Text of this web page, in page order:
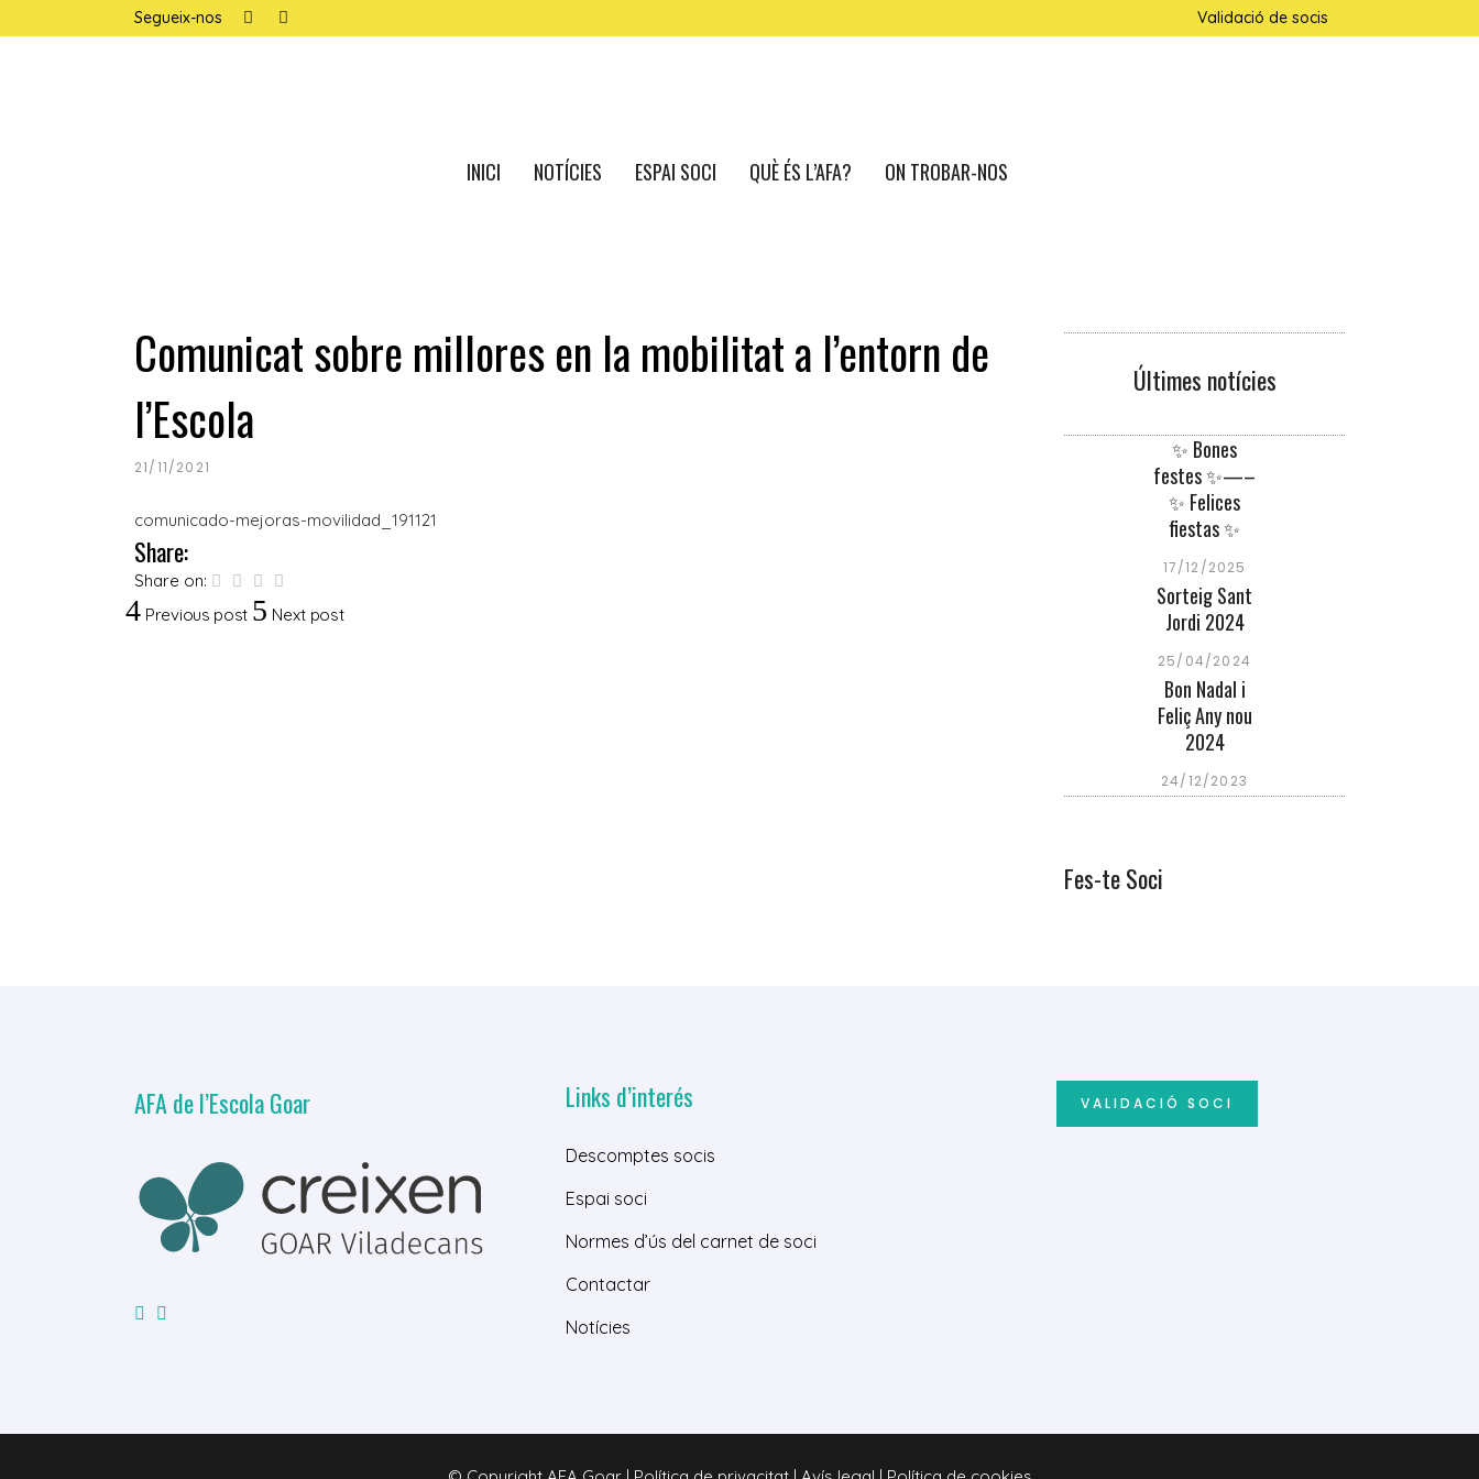
Segueix-nos Validació de socis
INICI NOTÍCIES ESPAI SOCI QUÈ ÉS L’AFA? ON TROBAR-NOS
Comunicat sobre millores en la mobilitat a l’entorn de
l’Escola
21/11/2021
comunicado-mejoras-movilidad_191121
Share:
Share on:
Previous post
Next post
Últimes notícies
✨ Bones
festes ✨—–
✨ Felices
fiestas ✨
17/12/2025
Sorteig Sant
Jordi 2024
25/04/2024
Bon Nadal i
Feliç Any nou
2024
24/12/2023
Fes-te Soci
AFA de l’Escola Goar Links d’interés
Descomptes socis
Espai soci
Normes d’ús del carnet de soci
Contactar
Notícies
VALIDACIÓ SOCI